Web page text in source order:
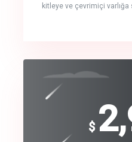
kitleye ve çevrimiçi
crm auto
track energy
$